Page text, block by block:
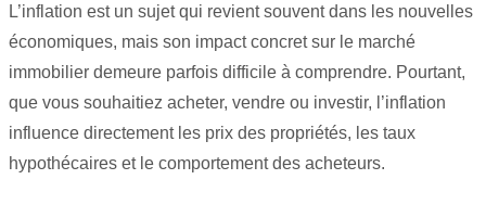
L’inflation est un sujet qui revient souvent dans les nouvelles
économiques, mais son impact concret sur le marché
immobilier demeure parfois difficile à comprendre. Pourtant,
que vous souhaitiez acheter, vendre ou investir, l’inflation
influence directement les prix des propriétés, les taux
hypothécaires et le comportement des acheteurs.